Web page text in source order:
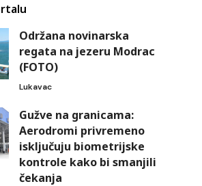
Održana novinarska
regata na jezeru Modrac
(FOTO)
Lukavac
Gužve na granicama:
Aerodromi privremeno
isključuju biometrijske
kontrole kako bi smanjili
čekanja